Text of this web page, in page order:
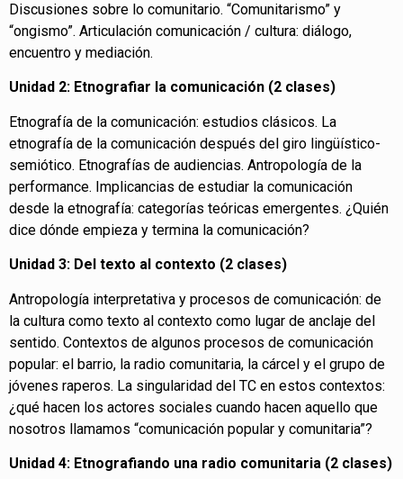
Discusiones sobre lo comunitario. “Comunitarismo” y
“ongismo”. Articulación comunicación / cultura: diálogo,
encuentro y mediación.
Unidad 2: Etnografiar la comunicación (2 clases)
Etnografía de la comunicación: estudios clásicos. La
etnografía de la comunicación después del giro lingüístico-
semiótico. Etnografías de audiencias. Antropología de la
performance. Implicancias de estudiar la comunicación
desde la etnografía: categorías teóricas emergentes. ¿Quién
dice dónde empieza y termina la comunicación?
Unidad 3: Del texto al contexto (2 clases)
Antropología interpretativa y procesos de comunicación: de
la cultura como texto al contexto como lugar de anclaje del
sentido. Contextos de algunos procesos de comunicación
popular: el barrio, la radio comunitaria, la cárcel y el grupo de
jóvenes raperos. La singularidad del TC en estos contextos:
¿qué hacen los actores sociales cuando hacen aquello que
nosotros llamamos “comunicación popular y comunitaria”?
Unidad 4: Etnografiando una radio comunitaria (2 clases)